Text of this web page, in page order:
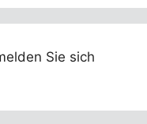
Sie sich